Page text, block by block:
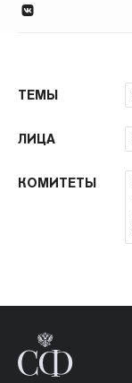
ТЕМЫ
ЛИЦА
КОМИТЕТЫ